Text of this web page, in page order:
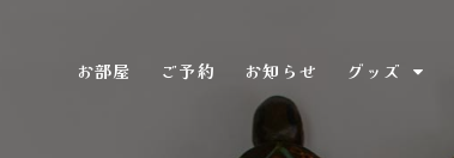
お部屋 ご予約 お知らせ グッズ